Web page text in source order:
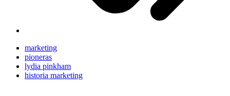
marketing
pioneras
lydia pinkham
historia marketing